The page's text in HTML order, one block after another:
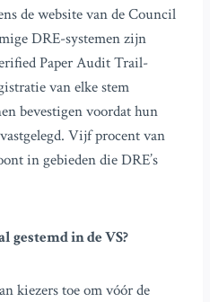
de website van de Council
DRE-systemen zijn
Paper Audit Trail-
van elke stem
bevestigen voordat hun
Vijf procent van
in gebieden die DRE’s
gestemd in de VS?
kiezers toe om vóór de